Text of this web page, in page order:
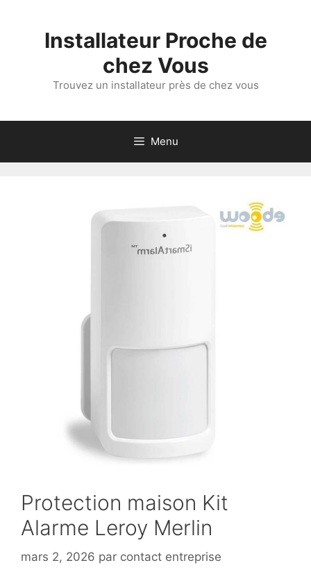
Installateur Proche de
chez Vous
Trouvez un installateur près de chez vous
Menu
Protection maison Kit
Alarme Leroy Merlin
mars 2, 2026 par contact entreprise